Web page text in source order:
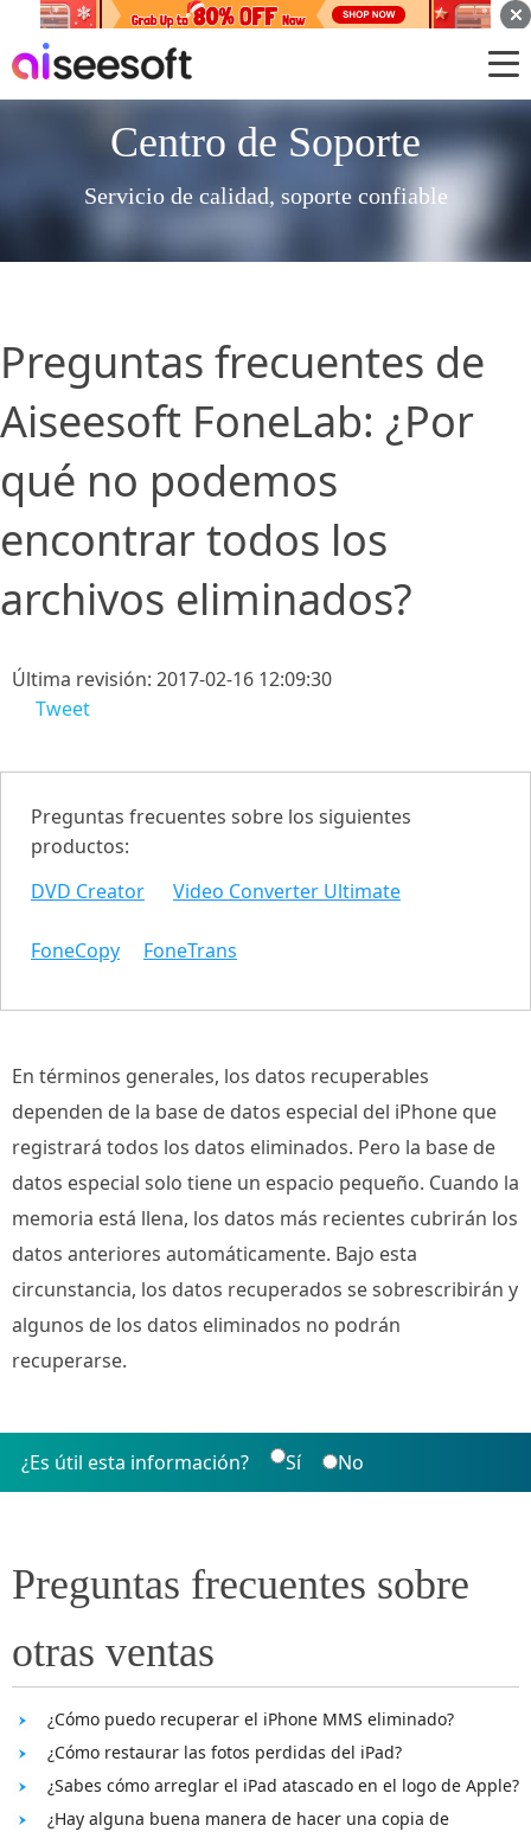
Centro de Soporte
Servicio de calidad, soporte confiable
Preguntas frecuentes de
Aiseesoft FoneLab: ¿Por
qué no podemos
encontrar todos los
archivos eliminados?
Última revisión: 2017-02-16 12:09:30
Tweet
Preguntas frecuentes sobre los siguientes
productos:
DVD Creator
Video Converter Ultimate
FoneCopy FoneTrans
En términos generales, los datos recuperables
dependen de la base de datos especial del iPhone que
registrará todos los datos eliminados. Pero la base de
datos especial solo tiene un espacio pequeño. Cuando la
memoria está llena, los datos más recientes cubrirán los
datos anteriores automáticamente. Bajo esta
circunstancia, los datos recuperados se sobrescribirán y
algunos de los datos eliminados no podrán
recuperarse.
¿Es útil esta información? Sí No
Preguntas frecuentes sobre
otras ventas
¿Cómo puedo recuperar el iPhone MMS eliminado?
¿Cómo restaurar las fotos perdidas del iPad?
¿Sabes cómo arreglar el iPad atascado en el logo de Apple?
¿Hay alguna buena manera de hacer una copia de